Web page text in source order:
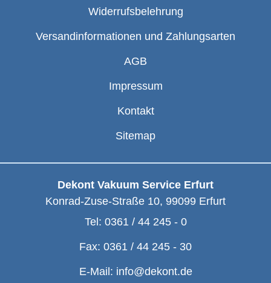
Widerrufsbelehrung
Versandinformationen und Zahlungsarten
AGB
Impressum
Kontakt
Sitemap
Dekont Vakuum Service Erfurt
Konrad-Zuse-Straße 10, 99099 Erfurt
Tel: 0361 / 44 245 - 0
Fax: 0361 / 44 245 - 30
E-Mail: info@dekont.de